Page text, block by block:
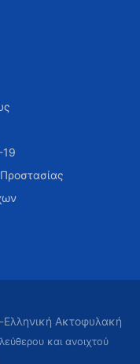
19
Ακτοφυλακή
και ανοιχτού